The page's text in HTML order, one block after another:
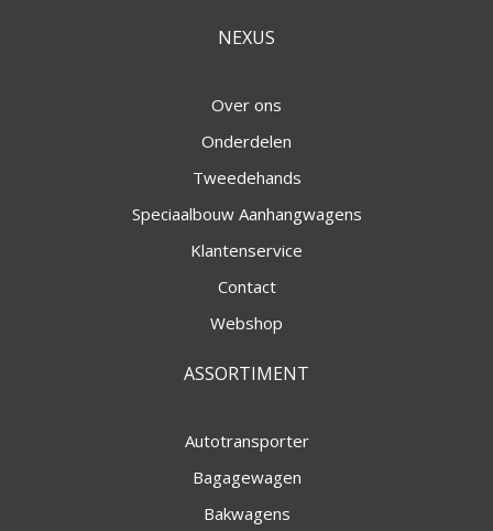
NEXUS
Over ons
Onderdelen
Tweedehands
Speciaalbouw Aanhangwagens
Klantenservice
Contact
Webshop
ASSORTIMENT
Autotransporter
Bagagewagen
Bakwagens